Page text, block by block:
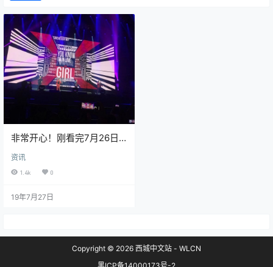
非常开心！刚看完7月26日
澳门站
资讯
1.4k 0
19年7月27日
Copyright © 2026 西城中文站 - WLCN